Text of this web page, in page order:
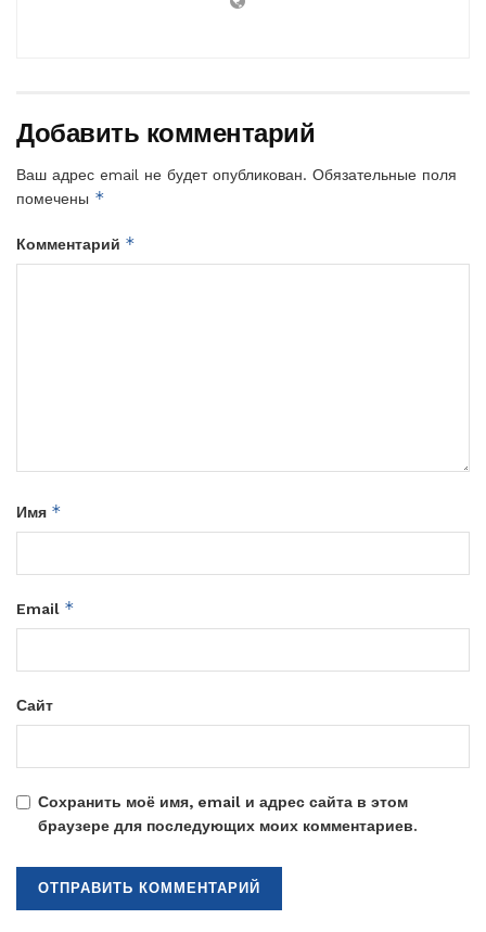
Добавить комментарий
Ваш адрес email не будет опубликован. Обязательные поля
помечены *
Комментарий *
Имя *
Email *
Сайт
Сохранить моё имя, email и адрес сайта в этом
браузере для последующих моих комментариев.